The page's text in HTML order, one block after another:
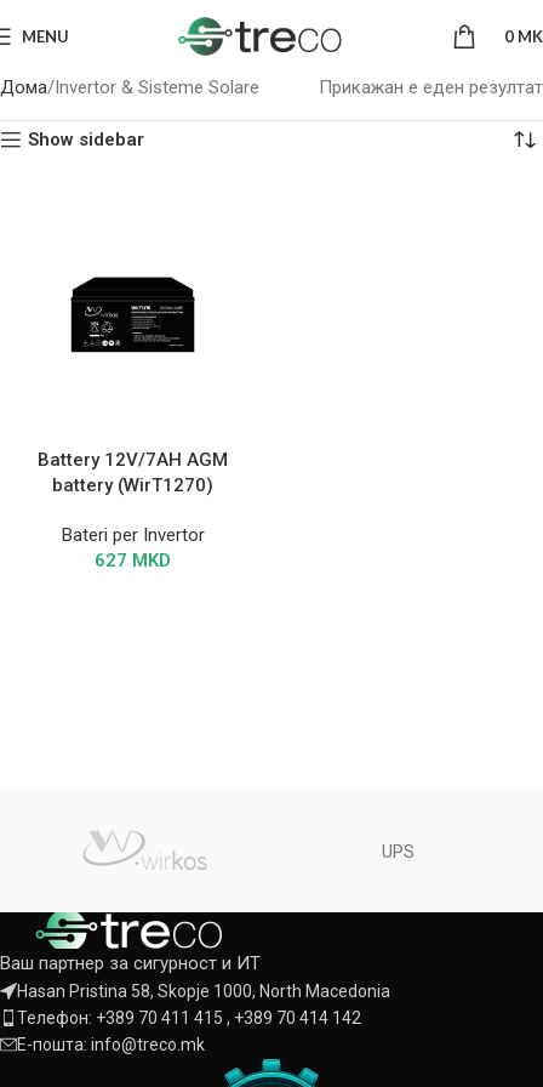
MENU 0
Дома Invertor & Sisteme Solare Прикажан е еден резултат
Show sidebar
Battery 12V/7AH AGM
battery (WirT1270)
Bateri per Invertor
627 MKD
UPS
Ваш партнер за сигурност и ИТ
Hasan Pristina 58, Skopje 1000, North Macedonia
Телефон: +389 70 411 415 , +389 70 414 142
Е-пошта: info@treco.mk